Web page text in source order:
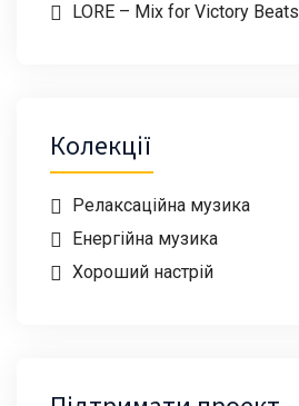
LORE – Mix for Victory Beats
Колекції
Релаксаційна музика
Енергійна музика
Хороший настрій